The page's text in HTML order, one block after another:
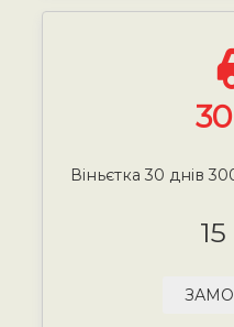
30
Віньєтка 30 днів